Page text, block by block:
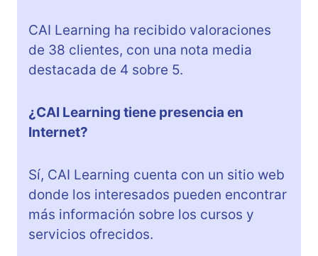
CAI Learning ha recibido valoraciones
de 38 clientes, con una nota media
destacada de 4 sobre 5.
¿CAI Learning tiene presencia en
Internet?
Sí, CAI Learning cuenta con un sitio web
donde los interesados pueden encontrar
más información sobre los cursos y
servicios ofrecidos.